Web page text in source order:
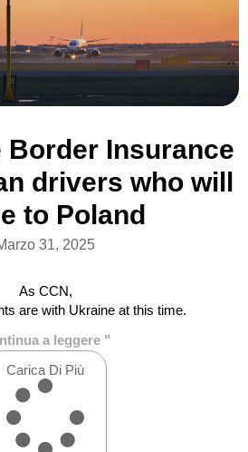
Border Insurance
drivers who will
to Poland
31, 2025
As CCN,
are with Ukraine at this time.
a leggere "
Carica Di Più